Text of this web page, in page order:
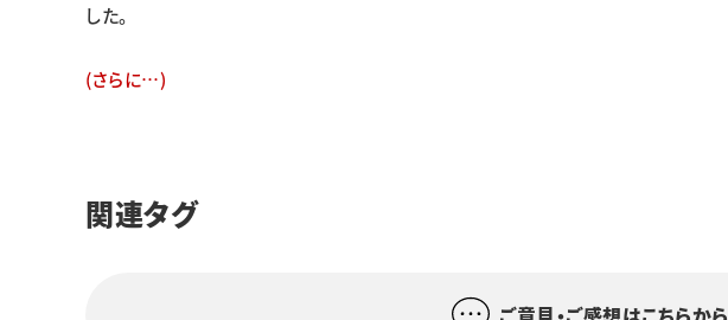
した。
(さらに…)
関連タグ